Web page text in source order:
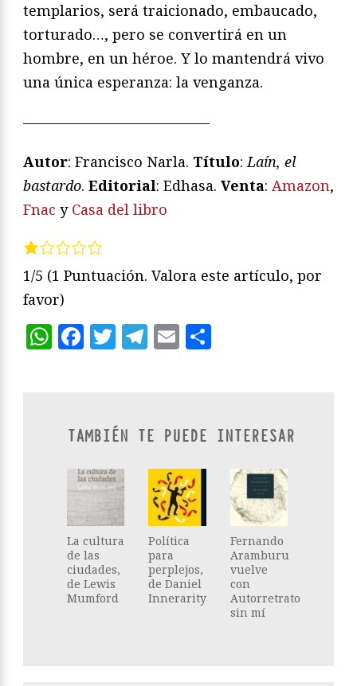
templarios, será traicionado, embaucado,
torturado…, pero se convertirá en un
hombre, en un héroe. Y lo mantendrá vivo
una única esperanza: la venganza.
—————————————
Autor: Francisco Narla. Título:Laín, el
bastardo. Editorial: Edhasa. Venta: Amazon,
Fnac y Casa del libro
1/5 (1 Puntuación. Valora este artículo, por
favor)
WhatsApp
Facebook
Twitter
Telegram
Email
TAMBIÉN TE PUEDE INTERESAR
La cultura
de las
ciudades,
de Lewis
Mumford
Política
para
perplejos,
de Daniel
Innerarity
Fernando
Aramburu
vuelve
con
Autorretrato
sin mí